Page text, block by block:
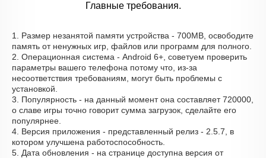
Главные требования.
1. Размер незанятой памяти устройства - 700MB, освободите
память от ненужных игр, файлов или программ для полного.
2. Операционная система - Android 6+, советуем проверить
параметры вашего телефона потому что, из-за
несоответствия требованиям, могут быть проблемы с
установкой.
3. Популярность - на данный момент она составляет 720000,
о cлаве игры точно говорит сумма загрузок, сделайте его
популярнее.
4. Версия приложения - представленный релиз - 2.5.7, в
котором улучшена работоспособность.
5. Дата обновления - на странице доступна версия от